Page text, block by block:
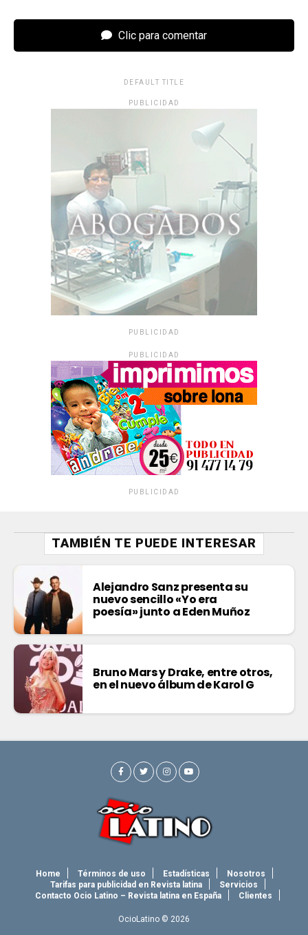
Clic para comentar
DEFAULT TITLE
PUBLICIDAD
PUBLICIDAD
PUBLICIDAD
PUBLICIDAD
TAMBIÉN TE PUEDE INTERESAR
Alejandro Sanz presenta su
nuevo sencillo «Yo era
poesía» junto a Eden Muñoz
Bruno Mars y Drake, entre otros,
en el nuevo álbum de Karol G
Home Términos de uso Estadísticas
Nosotros
Tarifas para publicidad en Revista latina
Servicios
Contacto Ocio Latino – Revista latina en España
Clientes
OcioLatino © 2026